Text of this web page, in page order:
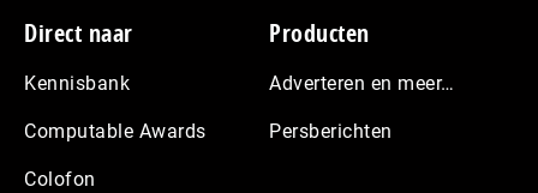
Footer
Direct naar
Kennisbank
Computable Awards
Colofon
Producten
Adverteren en meer…
Persberichten